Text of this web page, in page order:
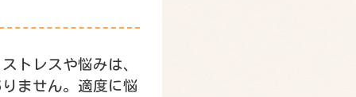
トレスや悩みは、
ません。適度に悩